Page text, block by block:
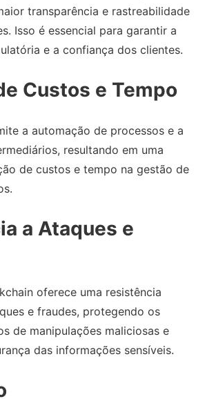
transparência e rastreabilidade
Isso é essencial para garantir a
e a confiança dos clientes.
Custos e Tempo
a automação de processos e a
resultando em uma
de custos e tempo na gestão de
a Ataques e
oferece uma resistência
e fraudes, protegendo os
de manipulações maliciosas e
das informações sensíveis.